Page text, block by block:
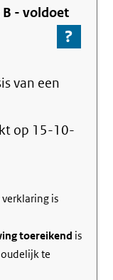
B -voldoet
?
Ga
over
van een
op 15-10-
is
toereikend is
te